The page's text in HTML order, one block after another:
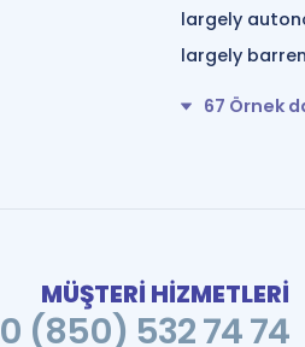
largely
largely
67 Örnek
MÜŞTERİ HİZMETLERİ
0 (850) 532 74 74